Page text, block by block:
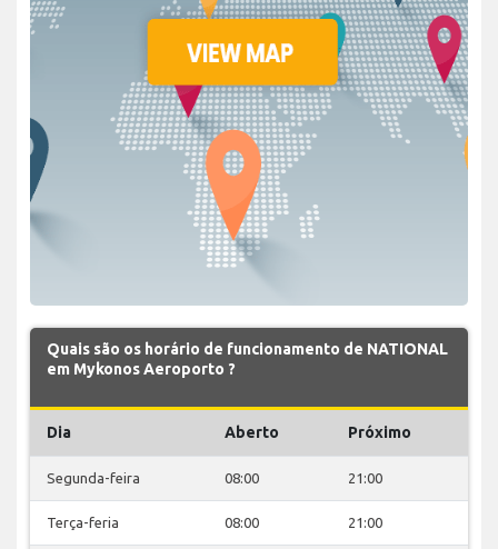
Quais são os horário de funcionamento de NATIONAL
em Mykonos Aeroporto ?
Dia Aberto Próximo
Segunda-feira 08:00 21:00
Terça-feria 08:00 21:00